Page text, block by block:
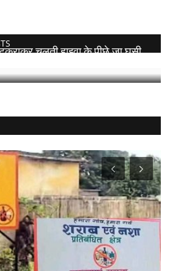
चलती हाइवा के पीछे जा घुसी,...